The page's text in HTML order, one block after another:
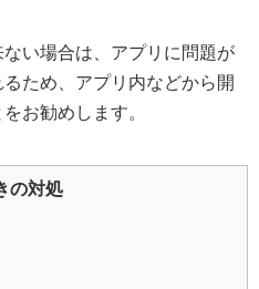
い場合は、アプリに問題が
ため、アプリ内などから開
お勧めします。
の対処